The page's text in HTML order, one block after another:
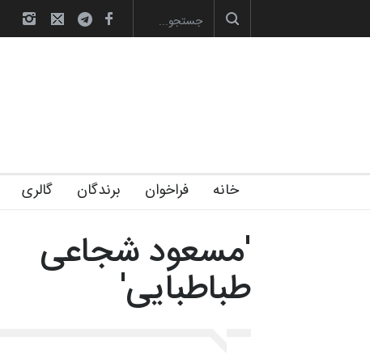
آغاز دوره‌های تخصصی فصل تابستان 1405 خانه کا…
خانه فراخوان برندگان گالری
'مسعود شجاعی
طباطبایی'